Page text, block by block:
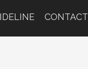
CONTACT